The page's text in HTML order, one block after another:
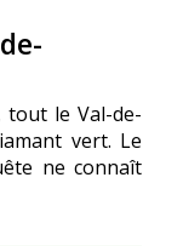
tout le Val-de-
vert. Le
ne connaît